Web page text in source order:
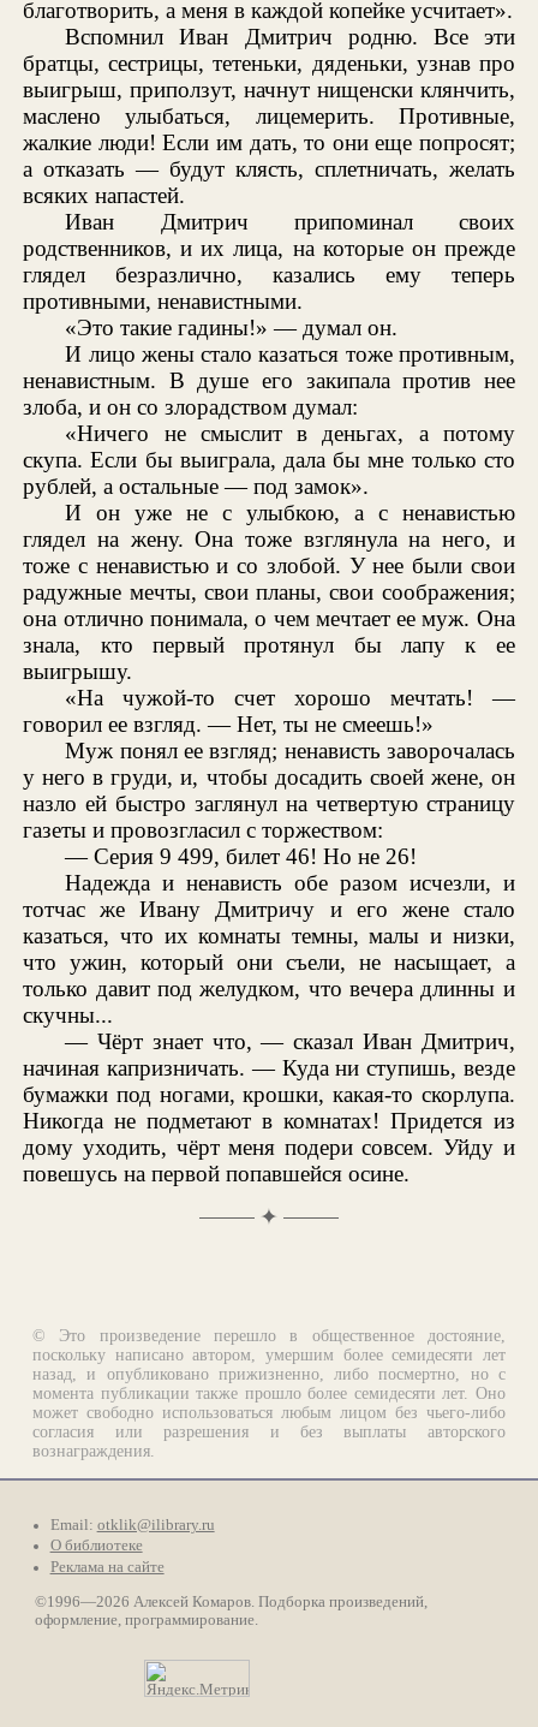
благотворить, а меня в каждой копейке усчитает».
Вспомнил Иван Дмитрич родню. Все эти
братцы, сестрицы, тетеньки, дяденьки, узнав про
выигрыш, приползут, начнут нищенски клянчить,
маслено улыбаться, лицемерить. Противные,
жалкие люди! Если им дать, то они еще попросят;
а отказать — будут клясть, сплетничать, желать
всяких напастей.
Иван Дмитрич припоминал своих
родственников, и их лица, на которые он прежде
глядел безразлично, казались ему теперь
противными, ненавистными.
«Это такие гадины!» — думал он.
И лицо жены стало казаться тоже противным,
ненавистным. В душе его закипала против нее
злоба, и он со злорадством думал:
«Ничего не смыслит в деньгах, а потому
скупа. Если бы выиграла, дала бы мне только сто
рублей, а остальные — под замок».
И он уже не с улыбкою, а с ненавистью
глядел на жену. Она тоже взглянула на него, и
тоже с ненавистью и со злобой. У нее были свои
радужные мечты, свои планы, свои соображения;
она отлично понимала, о чем мечтает ее муж. Она
знала, кто первый протянул бы лапу к ее
выигрышу.
«На чужой-то счет хорошо мечтать! —
говорил ее взгляд. — Нет, ты не смеешь!»
Муж понял ее взгляд; ненависть заворочалась
у него в груди, и, чтобы досадить своей жене, он
назло ей быстро заглянул на четвертую страницу
газеты и провозгласил с торжеством:
— Серия 9 499, билет 46! Но не 26!
Надежда и ненависть обе разом исчезли, и
тотчас же Ивану Дмитричу и его жене стало
казаться, что их комнаты темны, малы и низки,
что ужин, который они съели, не насыщает, а
только давит под желудком, что вечера длинны и
скучны...
— Чёрт знает что, — сказал Иван Дмитрич,
начиная капризничать. — Куда ни ступишь, везде
бумажки под ногами, крошки, какая-то скорлупа.
Никогда не подметают в комнатах! Придется из
дому уходить, чёрт меня подери совсем. Уйду и
повешусь на первой попавшейся осине.
✦
© Это произведение перешло в общественное достояние,
поскольку написано автором, умершим более семидесяти лет
назад, и опубликовано прижизненно, либо посмертно, но с
момента публикации также прошло более семидесяти лет. Оно
может свободно использоваться любым лицом без чьего-либо
согласия или разрешения и без выплаты авторского
вознаграждения.
Email: otklik@ilibrary.ru
О библиотеке
Реклама на сайте
©1996—2026 Алексей Комаров. Подборка произведений,
оформление, программирование.